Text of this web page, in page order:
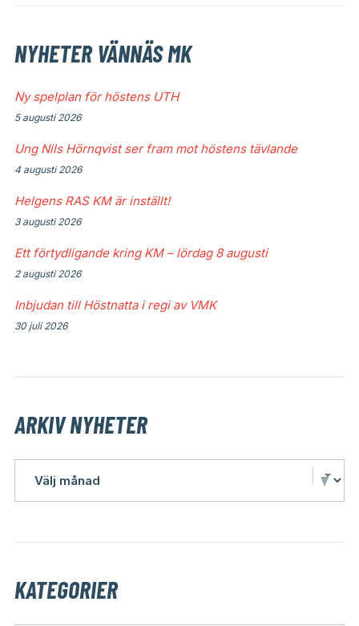
NYHETER VÄNNÄS MK
Ny spelplan för höstens UTH
5 augusti 2026
Ung Nils Hörnqvist ser fram mot höstens tävlande
4 augusti 2026
Helgens RAS KM är inställt!
3 augusti 2026
Ett förtydligande kring KM – lördag 8 augusti
2 augusti 2026
Inbjudan till Höstnatta i regi av VMK
30 juli 2026
ARKIV NYHETER
KATEGORIER